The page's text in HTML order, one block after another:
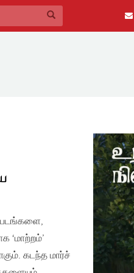
படங்களை,
கடந்த மார்ச்